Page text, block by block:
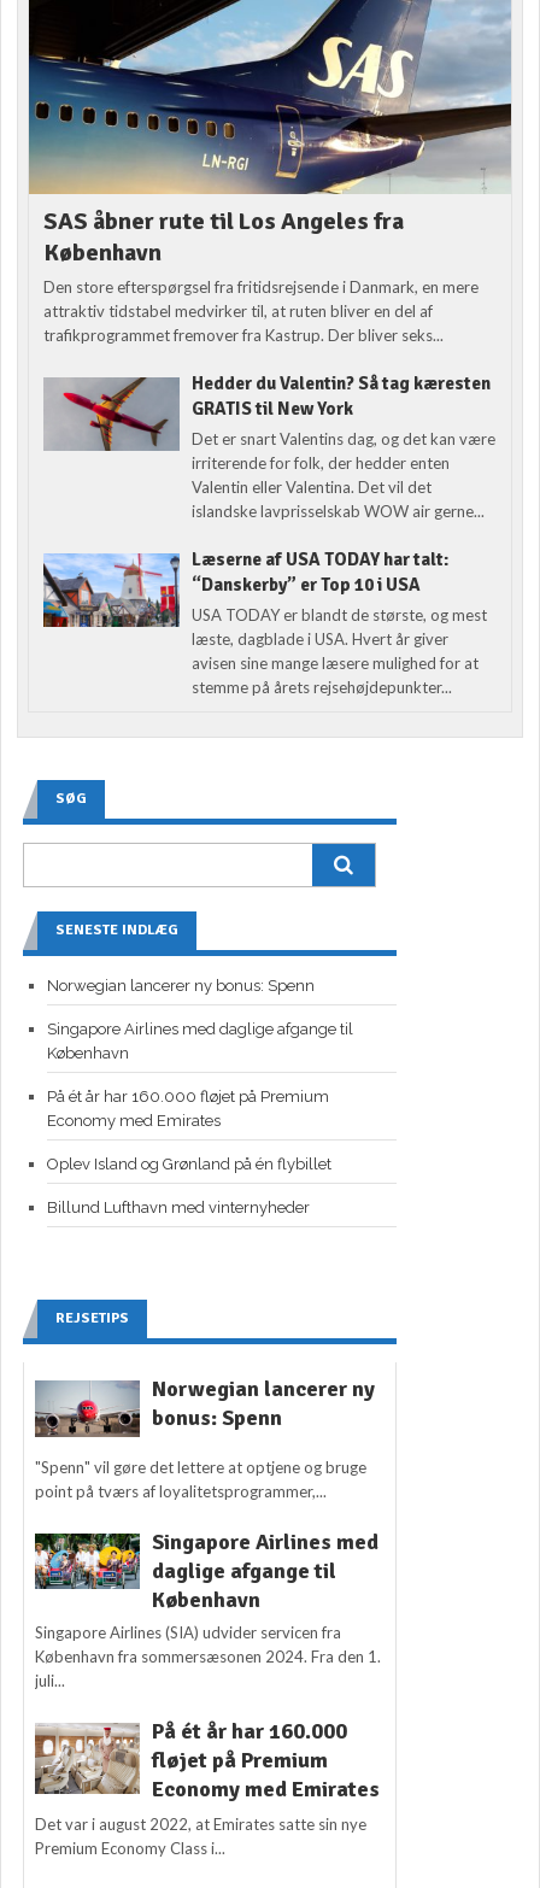
SAS åbner rute til Los Angeles fra
København
Den store efterspørgsel fra fritidsrejsende i Danmark, en mere
attraktiv tidstabel medvirker til, at ruten bliver en del af
trafikprogrammet fremover fra Kastrup. Der bliver seks...
Hedder du Valentin? Så tag kæresten
GRATIS til New York
Det er snart Valentins dag, og det kan være
irriterende for folk, der hedder enten
Valentin eller Valentina. Det vil det
islandske lavprisselskab WOW air gerne...
Læserne af USA TODAY har talt:
“Danskerby” er Top 10 i USA
USA TODAY er blandt de største, og mest
læste, dagblade i USA. Hvert år giver
avisen sine mange læsere mulighed for at
stemme på årets rejsehøjdepunkter...
SØG
SENESTE INDLÆG
Norwegian lancerer ny bonus: Spenn
Singapore Airlines med daglige afgange til
København
På ét år har 160.000 fløjet på Premium
Economy med Emirates
Oplev Island og Grønland på én flybillet
Billund Lufthavn med vinternyheder
REJSETIPS
Norwegian lancerer ny
bonus: Spenn
"Spenn" vil gøre det lettere at optjene og bruge
point på tværs af loyalitetsprogrammer,...
Singapore Airlines med
daglige afgange til
København
Singapore Airlines (SIA) udvider servicen fra
København fra sommersæsonen 2024. Fra den 1.
juli...
På ét år har 160.000
fløjet på Premium
Economy med Emirates
Det var i august 2022, at Emirates satte sin nye
Premium Economy Class i...